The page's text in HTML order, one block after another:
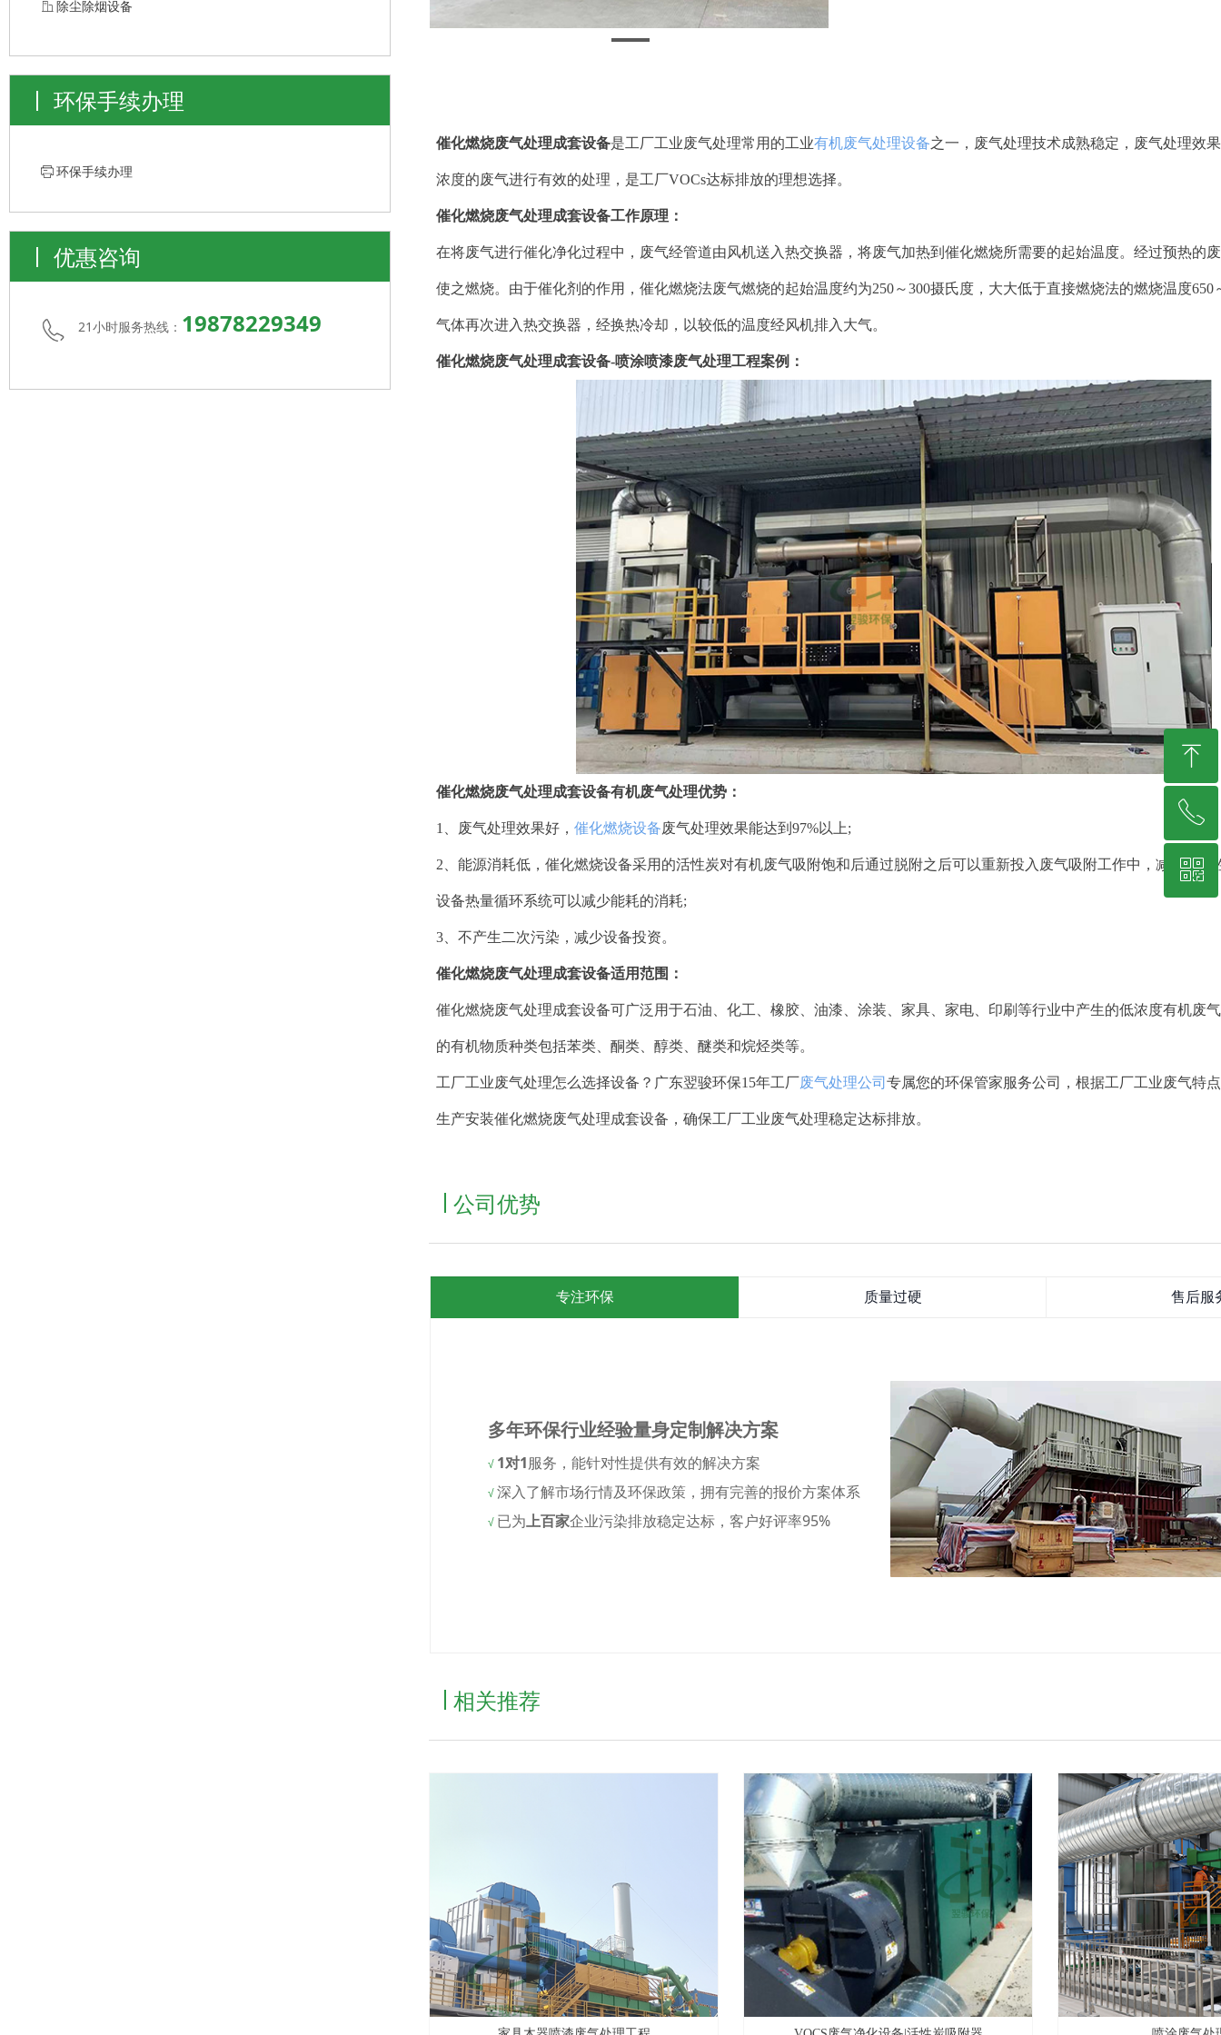
催化燃烧废气处理成套设备是工厂工业废气处理常用的工业有机废气处理设备之一，废气处理技术成熟稳定，废气处理效
浓度的废气进行有效的处理，是工厂VOCs达标排放的理想选择。
催化燃烧废气处理成套设备工作原理：
在将废气进行催化净化过程中，废气经管道由风机送入热交换器，将废气加热到催化燃烧所需要的起始温度。经过预热的
使之燃烧。由于催化剂的作用，催化燃烧法废气燃烧的起始温度约为250～300摄氏度，大大低于直接燃烧法的燃烧温度650
气体再次进入热交换器，经换热冷却，以较低的温度经风机排入大气。
催化燃烧废气处理成套设备-喷涂喷漆废气处理工程案例：
催化燃烧废气处理成套设备有机废气处理优势：
1、废气处理效果好， 催化燃烧设备废气处理效果能达到97%以上;
2、能源消耗低，催化燃烧设备采用的活性炭对有机废气吸附饱和后通过脱附之后可以重新投入废气吸附工作中，减少了活
设备热量循环系统可以减少能耗的消耗;
3、不产生二次污染，减少设备投资。
催化燃烧废气处理成套设备适用范围：
催化燃烧废气处理成套设备可广泛用于石油、化工、橡胶、油漆、涂装、家具、家电、印刷等行业中产生的低浓度有机废
的有机物质种类包括苯类、酮类、醇类、醚类和烷烃类等。
工厂工业废气处理怎么选择设备？广东翌骏环保15年工厂废气处理公司 专属您的环保管家服务公司，根据工厂工业废气特
生产安装催化燃烧废气处理成套设备，确保工厂工业废气处理稳定达标排放。
优惠咨询
21小时服务热线： 19878229349
ꀶ 除尘除烟设备
环保手续办理
ꁧ 环保手续办理
公司优势
专注环保 质量过硬 售后服
多年环保行业经验量身定制解决方案
√ 1对1服务，能针对性提供有效的解决方案
√深入了解市场行情及环保政策，拥有完善的报价方案体系
√ 已为上百家企业污染排放稳定达标，客户好评率95%
相关推荐
ꁸ
回到顶部
ꂅ
19878229349
ꀥ